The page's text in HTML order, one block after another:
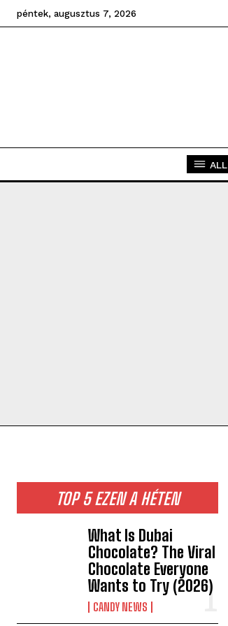
péntek, augusztus 7, 2026
ALL
TOP 5 EZEN A HÉTEN
What Is Dubai
Chocolate? The Viral
Chocolate Everyone
Wants to Try (2026)
CANDY NEWS